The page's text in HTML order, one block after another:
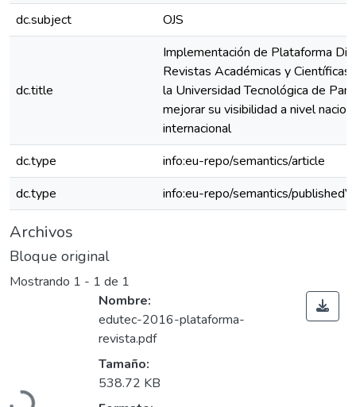
dc.subject
OJS
dc.title
Implementación de Plataforma
Revistas Académicas y Científicas
la Universidad Tecnológica de
mejorar su visibilidad a nivel
internacional
dc.type
info:eu-repo/semantics/article
dc.type
info:eu-repo/semantics/
Archivos
Bloque original
Mostrando 1 - 1 de 1
Cargando...
Nombre:
edutec-2016-plataforma-
revista.pdf
Tamaño:
538.72 KB